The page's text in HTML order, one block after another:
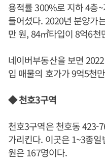
용적률 300%로 지하 4층
들어섰다. 2020년 분양가
만 원, 84㎡타입이 8억6천
네이버부동산을 보면
입 매물의 호가가 9억5천
◆ 천호3구역
천호3구역은 천호동 423-
가리킨다. 이곳은 1~3종
원은 167명이다.